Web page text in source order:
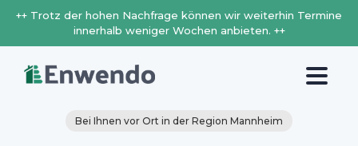
++ Trotz der hohen Nachfrage können wir weiterhin Termine
innerhalb weniger Wochen anbieten. ++
Bei Ihnen vor Ort in der Region Mannheim